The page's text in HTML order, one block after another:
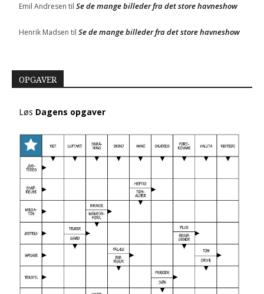
Emil Andresen til Se de mange billeder fra det store havneshow
Henrik Madsen til Se de mange billeder fra det store havneshow
OPGAVER
Løs Dagens opgaver